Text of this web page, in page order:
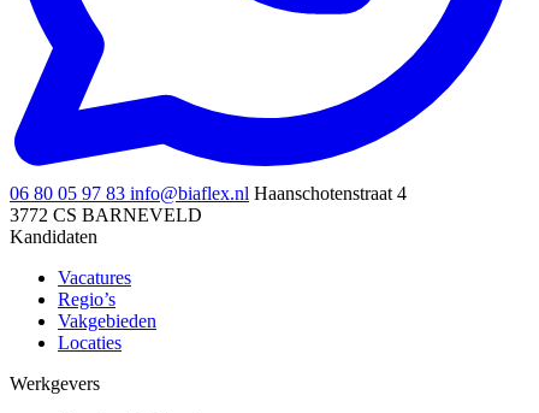
06 80 05 97 83 info@biaflex.nl Haanschotenstraat 4
3772 CS BARNEVELD
Kandidaten
Vacatures
Regio’s
Vakgebieden
Locaties
Werkgevers